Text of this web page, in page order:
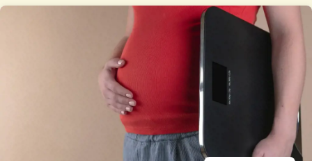
und wie viele Spenderhalme für verschiedene
Kinderwunschbehandlungen empfohlen werden.